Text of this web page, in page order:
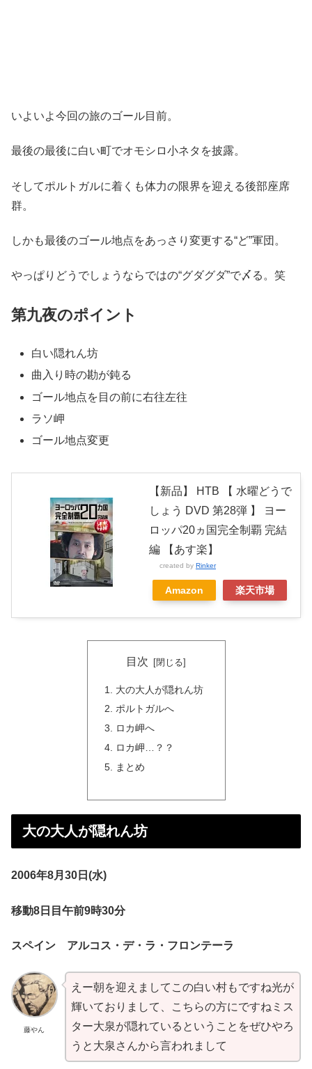
いよいよ今回の旅のゴール目前。
最後の最後に白い町でオモシロ小ネタを披露。
そしてポルトガルに着くも体力の限界を迎える後部座席
群。
しかも最後のゴール地点をあっさり変更する“ど”軍団。
やっぱりどうでしょうならではの“グダグダ”で〆る。笑
第九夜のポイント
白い隠れん坊
曲入り時の勘が鈍る
ゴール地点を目の前に右往左往
ラソ岬
ゴール地点変更
【新品】 HTB 【 水曜どうで
しょう DVD 第28弾 】 ヨー
ロッパ20ヵ国完全制覇 完結
編 【あす楽】
created by Rinker
Amazon 楽天市場
目次
大の大人が隠れん坊
ポルトガルへ
ロカ岬へ
ロカ岬…？？
まとめ
大の大人が隠れん坊
2006年8月30日(水)
移動8日目午前9時30分
スペイン アルコス・デ・ラ・フロンテーラ
藤やん
えー朝を迎えましてこの白い村もですね光が
輝いておりまして、こちらの方にですねミス
ター大泉が隠れているということをぜひやろ
うと大泉さんから言われまして